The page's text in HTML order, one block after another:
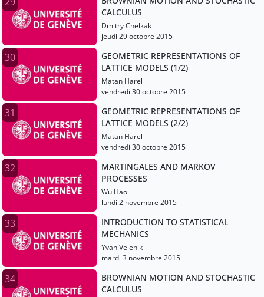
CALCULUS
Dmitry Chelkak
jeudi 29 octobre 2015
30
GEOMETRIC REPRESENTATIONS OF
LATTICE MODELS (1/2)
Matan Harel
vendredi 30 octobre 2015
31
GEOMETRIC REPRESENTATIONS OF
LATTICE MODELS (2/2)
Matan Harel
vendredi 30 octobre 2015
32
MARTINGALES AND MARKOV
PROCESSES
Wu Hao
lundi 2 novembre 2015
33
INTRODUCTION TO STATISTICAL
MECHANICS
Yvan Velenik
mardi 3 novembre 2015
34
BROWNIAN MOTION AND STOCHASTIC
CALCULUS